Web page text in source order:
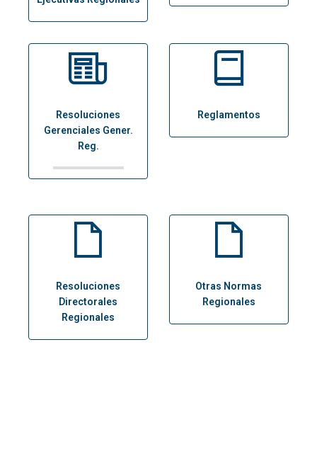
Resoluciones
Gerenciales Gener.
Reg.
Reglamentos
Resoluciones
Directorales
Regionales
Otras Normas
Regionales